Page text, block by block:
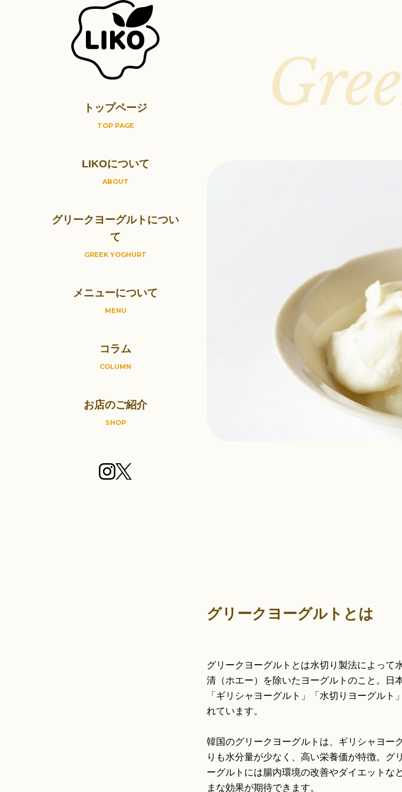
トップページ
TOP PAGE
LIKOについて
ABOUT
グリークヨーグルトについ
て
GREEK YOGHURT
メニューについて
MENU
コラム
COLUMN
お店のご紹介
SHOP
グリークヨーグルトとは
グリークヨーグルトとは水切り製法によって
清（ホエー）を除いたヨーグルトのこと。日
「ギリシャヨーグルト」「水切りヨーグルト
れています。
韓国のグリークヨーグルトは、ギリシャヨー
りも水分量が少なく、高い栄養価が特徴。グ
ーグルトには腸内環境の改善やダイエットな
まな効果が期待できます。